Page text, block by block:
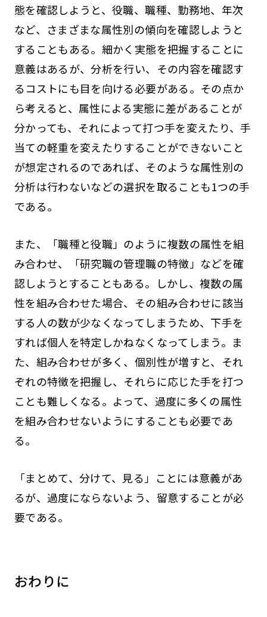
態を確認しようと、役職、職種、勤務地、年次
など、さまざまな属性別の傾向を確認しようと
することもある。細かく実態を把握することに
意義はあるが、分析を行い、その内容を確認す
るコストにも目を向ける必要がある。その点か
ら考えると、属性による実態に差があることが
分かっても、それによって打つ手を変えたり、手
当ての軽重を変えたりすることができないこと
が想定されるのであれば、そのような属性別の
分析は行わないなどの選択を取ることも1つの手
である。
また、「職種と役職」のように複数の属性を組
み合わせ、「研究職の管理職の特徴」などを確
認しようとすることもある。しかし、複数の属
性を組み合わせた場合、その組み合わせに該当
する人の数が少なくなってしまうため、下手を
すれば個人を特定しかねなくなってしまう。ま
た、組み合わせが多く、個別性が増すと、それ
ぞれの特徴を把握し、それらに応じた手を打つ
ことも難しくなる。よって、過度に多くの属性
を組み合わせないようにすることも必要であ
る。
「まとめて、分けて、見る」ことには意義があ
るが、過度にならないよう、留意することが必
要である。
おわりに